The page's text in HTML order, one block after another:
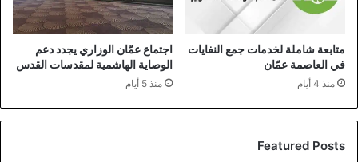
متابعة شاملة لخدمات جمع النفايات
في العاصمة عمّان
منذ 4 أيام
اجتماع عمّان الوزاري يجدد دعم
الوصاية الهاشمية لمقدسات القدس
منذ 5 أيام
Featured Posts